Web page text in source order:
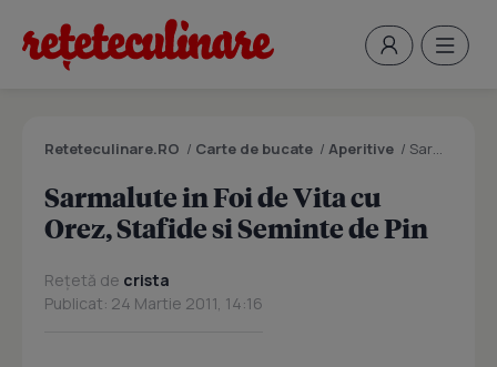
Reteteculinare.RO / Carte de bucate / Aperitive / Sarmalute in Foi de Vita cu Orez, Stafide si Seminte de Pin
Sarmalute in Foi de Vita cu
Orez, Stafide si Seminte de Pin
Rețetă de crista
Publicat: 24 Martie 2011, 14:16